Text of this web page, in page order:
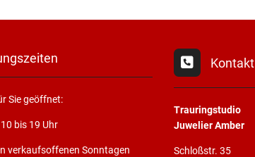
Sie geöffnet:
bis 19 Uhr
verkaufsoffenen Sonntagen
Kontakt
Trauringstudio
Juwelier Amber
Schloßstr. 35